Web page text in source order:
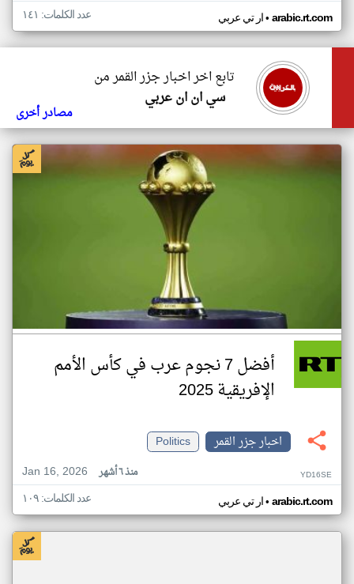
ار تي عربي• arabic.rt.com عدد الكلمات: ١٤١
تابع اخر اخبار جزر القمر من
سي ان ان عربي
مصادر أخرى
أفضل 7 نجوم عرب في كأس الأمم
الإفريقية 2025
اخبار جزر القمر
Politics
Jan 16, 2026
منذ ٦ أشهر YD16SE
ار تي عربي• arabic.rt.com عدد الكلمات: ١٠٩